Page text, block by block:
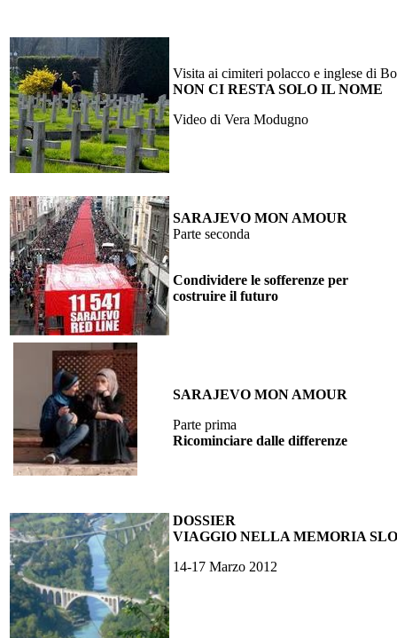
Visita ai cimiteri polacco e inglese di
NON CI RESTA SOLO IL NOME
Video di Vera Modugno
SARAJEVO MON AMOUR
Parte seconda
Condividere le sofferenze per
costruire il futuro
SARAJEVO MON AMOUR
Parte prima
Ricominciare dalle differenze
DOSSIER
VIAGGIO NELLA MEMORIA
14-17 Marzo 2012